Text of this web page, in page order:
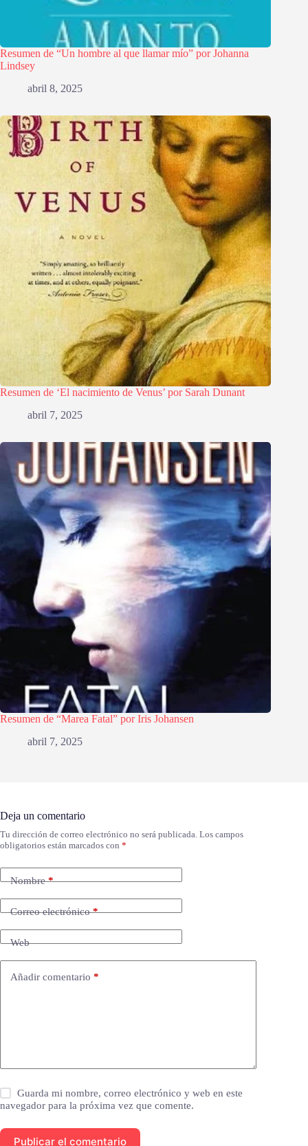
Resumen de “Un hombre al que llamar mío” por Johanna
Lindsey
abril 8, 2025
Resumen de ‘El nacimiento de Venus’ por Sarah Dunant
abril 7, 2025
Resumen de “Marea Fatal” por Iris Johansen
abril 7, 2025
Deja un comentario
Tu dirección de correo electrónico no será publicada. Los campos
obligatorios están marcados con *
Nombre*
Correo electrónico*
Web
Añadir comentario *
Guarda mi nombre, correo electrónico y web en este
navegador para la próxima vez que comente.
Publicar el comentario